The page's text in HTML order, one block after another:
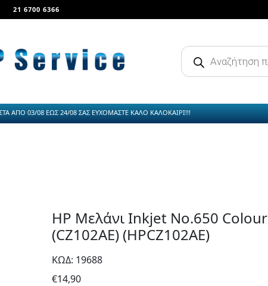
21 6700 6366
Products
search
ΑΠΟ 03/08 ΕΩΣ 24/08 ΣΑΣ ΕΥΧΟΜΑΣΤΕ ΚΑΛΟ ΚΑΛΟΚΑΙΡΙ!!!
HP Μελάνι Inkjet No.650 Colour
(CZ102AE) (HPCZ102AE)
ΚΩΔ: 19688
€14,90